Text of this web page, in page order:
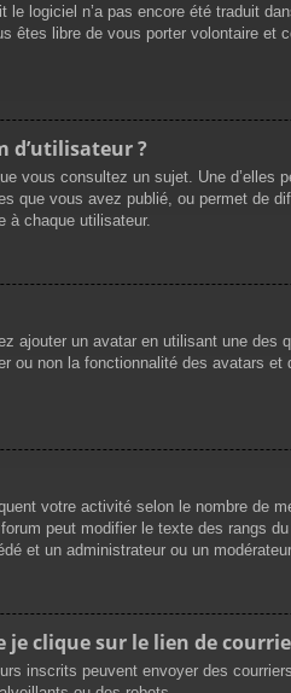
logiciel n’a pas encore été traduit
êtes libre de vous porter volontaire
d’utilisateur ?
vous consultez un sujet. Une
que vous avez publié, ou permet de
à chaque utilisateur.
ajouter un avatar en utilisant une
ou non la fonctionnalité des avatars
votre activité selon le nombre
peut modifier le texte des rangs
et un administrateur ou un
clique sur le lien de
inscrits peuvent envoyer des